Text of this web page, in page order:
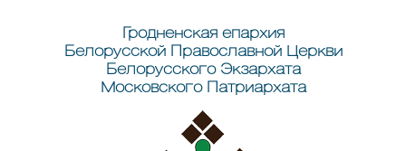
Гродненская епархия
Белорусской Православной Церкви
Белорусского Экзархата
Московского Патриархата